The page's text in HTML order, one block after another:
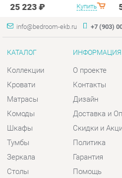
Кровати
Матрасы
Комоды
Шкафы
Столы
Мягкая мебель
Комплектующие
Контакты
Дизайн
Доставка и
Скидки и Акции
Гарантия
КОНТАКТЫ
Шоурум и склад самовывоза
Адрес: г. Екатеринбург, пер.